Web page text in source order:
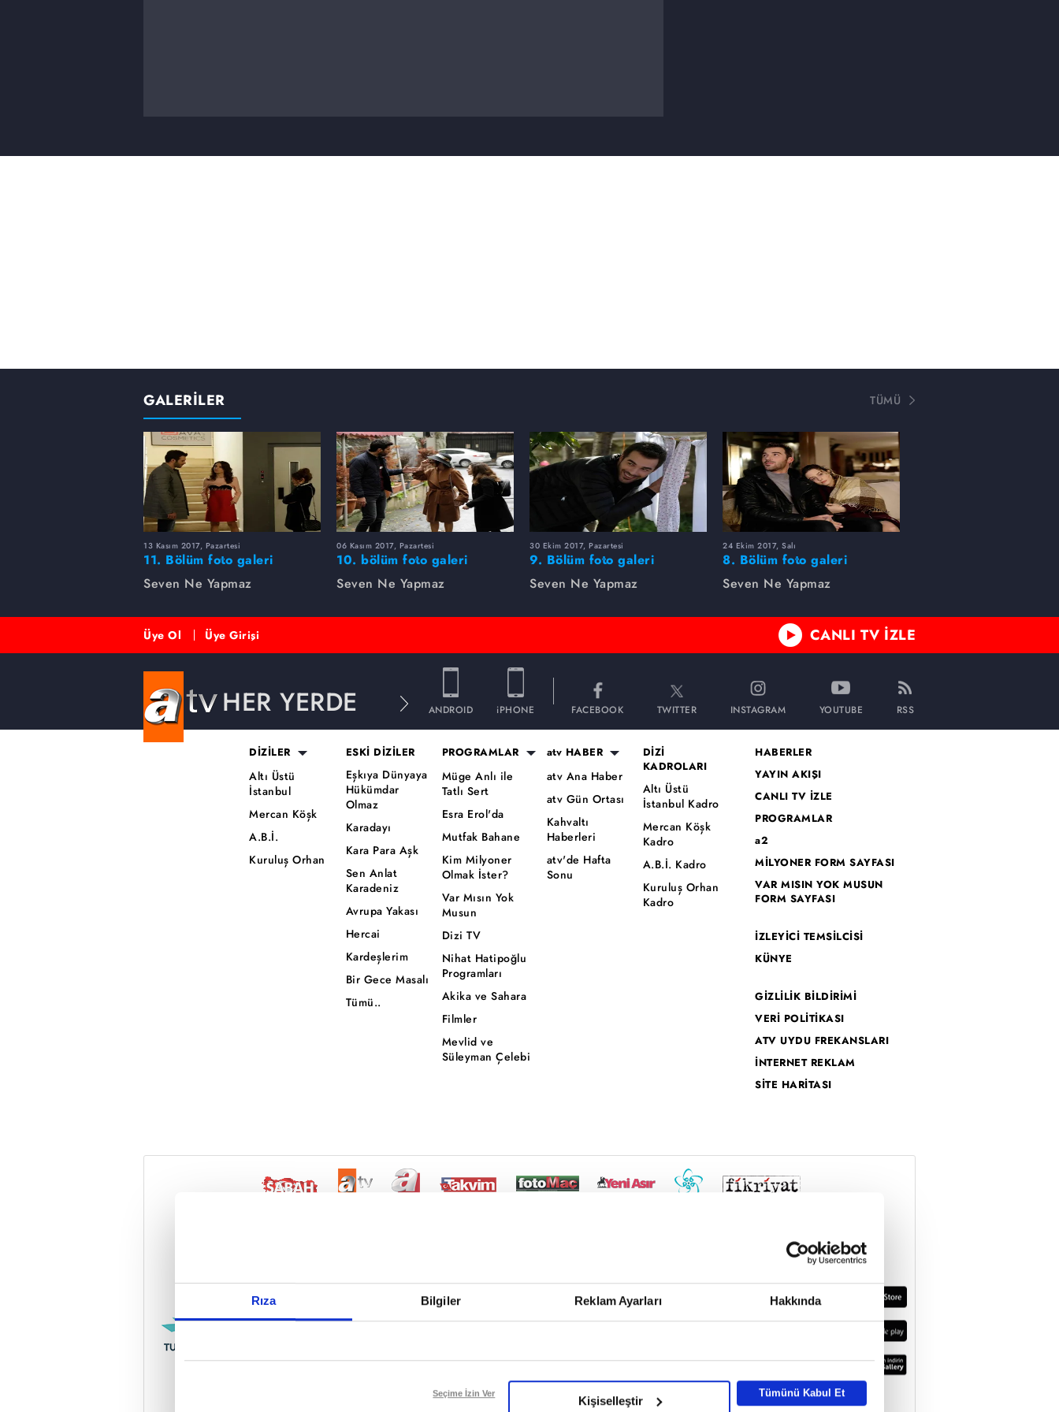
Rıza Bilgiler Reklam Ayarları Hakkında
Reddet
Seçime İzin Ver
Kişiselleştir
Tümünü Kabul Et
GALERİLER TÜMÜ
13 Kasım 2017, Pazartesi
11. Bölüm foto galeri
Seven Ne Yapmaz
06 Kasım 2017, Pazartesi
10. bölüm foto galeri
Seven Ne Yapmaz
30 Ekim 2017, Pazartesi
9. Bölüm foto galeri
Seven Ne Yapmaz
24 Ekim 2017, Salı
8. Bölüm foto galeri
Seven Ne Yapmaz
Üye Ol Üye Girişi CANLI TV İZLE
HER YERDE ANDROID iPHONE FACEBOOK TWITTER INSTAGRAM YOUTUBE RSS
DİZİLER
Altı Üstü
İstanbul
Mercan Köşk
A.B.İ.
Kuruluş Orhan
ESKİ DİZİLER
Eşkıya Dünyaya
Hükümdar
Olmaz
Karadayı
Kara Para Aşk
Sen Anlat
Karadeniz
Avrupa Yakası
Hercai
Kardeşlerim
Bir Gece Masalı
Tümü..
PROGRAMLAR
Müge Anlı ile
Tatlı Sert
Esra Erol'da
Mutfak Bahane
Kim Milyoner
Olmak İster?
Var Mısın Yok
Musun
Dizi TV
Nihat Hatipoğlu
Programları
Akika ve Sahara
Filmler
Mevlid ve
Süleyman Çelebi
atv HABER
atv Ana Haber
atv Gün Ortası
Kahvaltı
Haberleri
atv'de Hafta
Sonu
DİZİ
KADROLARI
Altı Üstü
İstanbul Kadro
Mercan Köşk
Kadro
A.B.İ. Kadro
Kuruluş Orhan
Kadro
HABERLER
YAYIN AKIŞI
CANLI TV İZLE
PROGRAMLAR
a2
MİLYONER FORM SAYFASI
VAR MISIN YOK MUSUN
FORM SAYFASI
İZLEYİCİ TEMSİLCİSİ
KÜNYE
GİZLİLİK BİLDİRİMİ
VERİ POLİTİKASI
ATV UYDU FREKANSLARI
İNTERNET REKLAM
SİTE HARİTASI